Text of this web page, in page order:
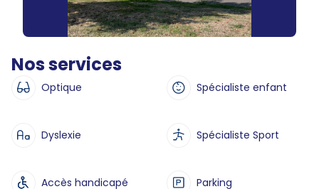
Nos services
Optique Spécialiste enfant
Dyslexie Spécialiste Sport
Accès handicapé Parking